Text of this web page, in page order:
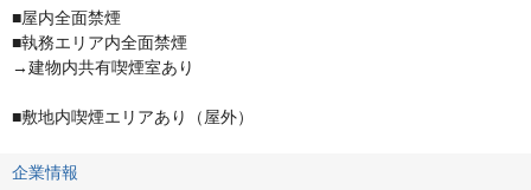
■屋内全面禁煙
■執務エリア内全面禁煙
→建物内共有喫煙室あり
■敷地内喫煙エリアあり（屋外）
企業情報